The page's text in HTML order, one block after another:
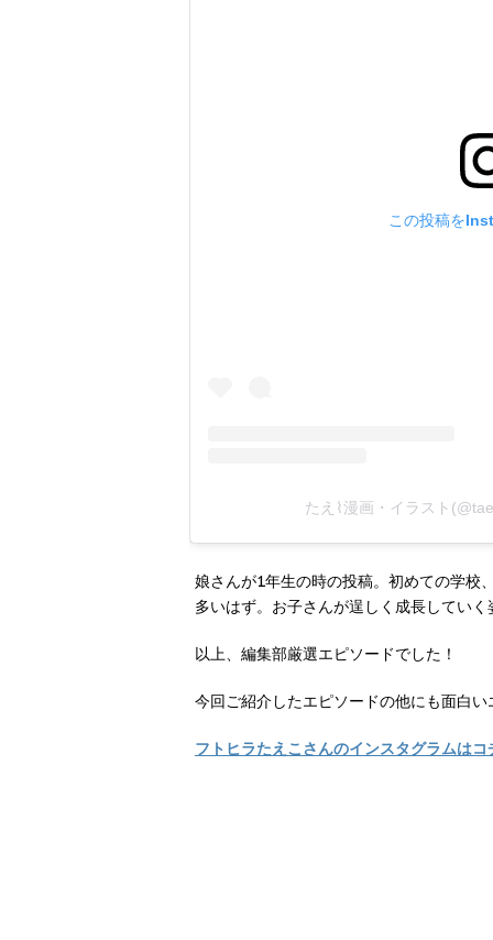
この投稿を
たえ⌇漫画・イラスト
娘さんが1年生の時の投稿。初めての学校
多いはず。お子さんが逞しく成長していく
以上、編集部厳選エピソードでした！
今回ご紹介したエピソードの他にも面白
フトヒラたえこさんのインスタグラムは